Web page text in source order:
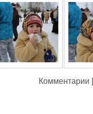
Комментарии